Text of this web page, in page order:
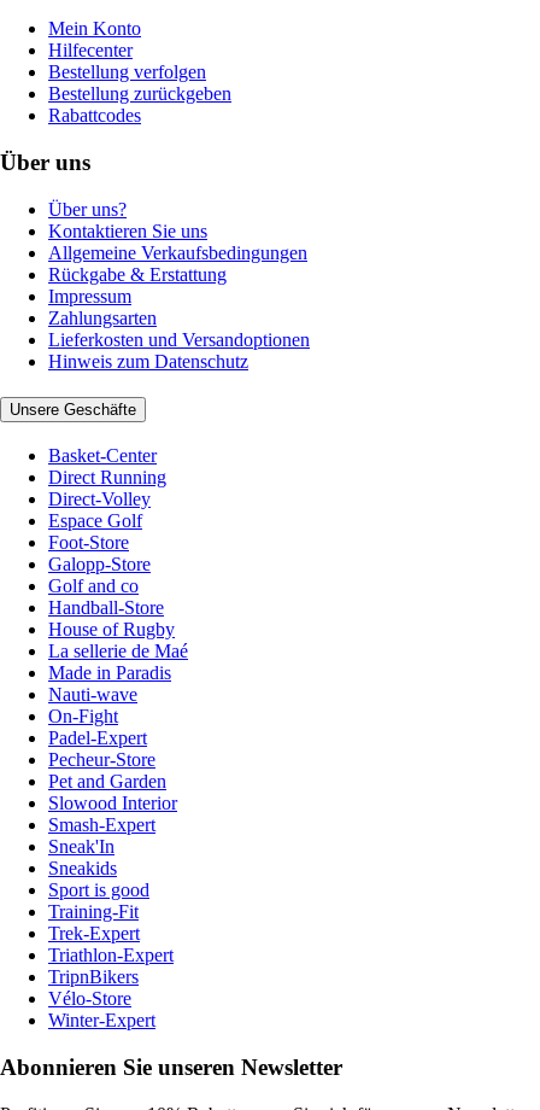
Mein Konto
Hilfecenter
Bestellung verfolgen
Bestellung zurückgeben
Rabattcodes
Über uns
Über uns?
Kontaktieren Sie uns
Allgemeine Verkaufsbedingungen
Rückgabe & Erstattung
Impressum
Zahlungsarten
Lieferkosten und Versandoptionen
Hinweis zum Datenschutz
Unsere Geschäfte
Basket-Center
Direct Running
Direct-Volley
Espace Golf
Foot-Store
Galopp-Store
Golf and co
Handball-Store
House of Rugby
La sellerie de Maé
Made in Paradis
Nauti-wave
On-Fight
Padel-Expert
Pecheur-Store
Pet and Garden
Slowood Interior
Smash-Expert
Sneak'In
Sneakids
Sport is good
Training-Fit
Trek-Expert
Triathlon-Expert
TripnBikers
Vélo-Store
Winter-Expert
Abonnieren Sie unseren Newsletter